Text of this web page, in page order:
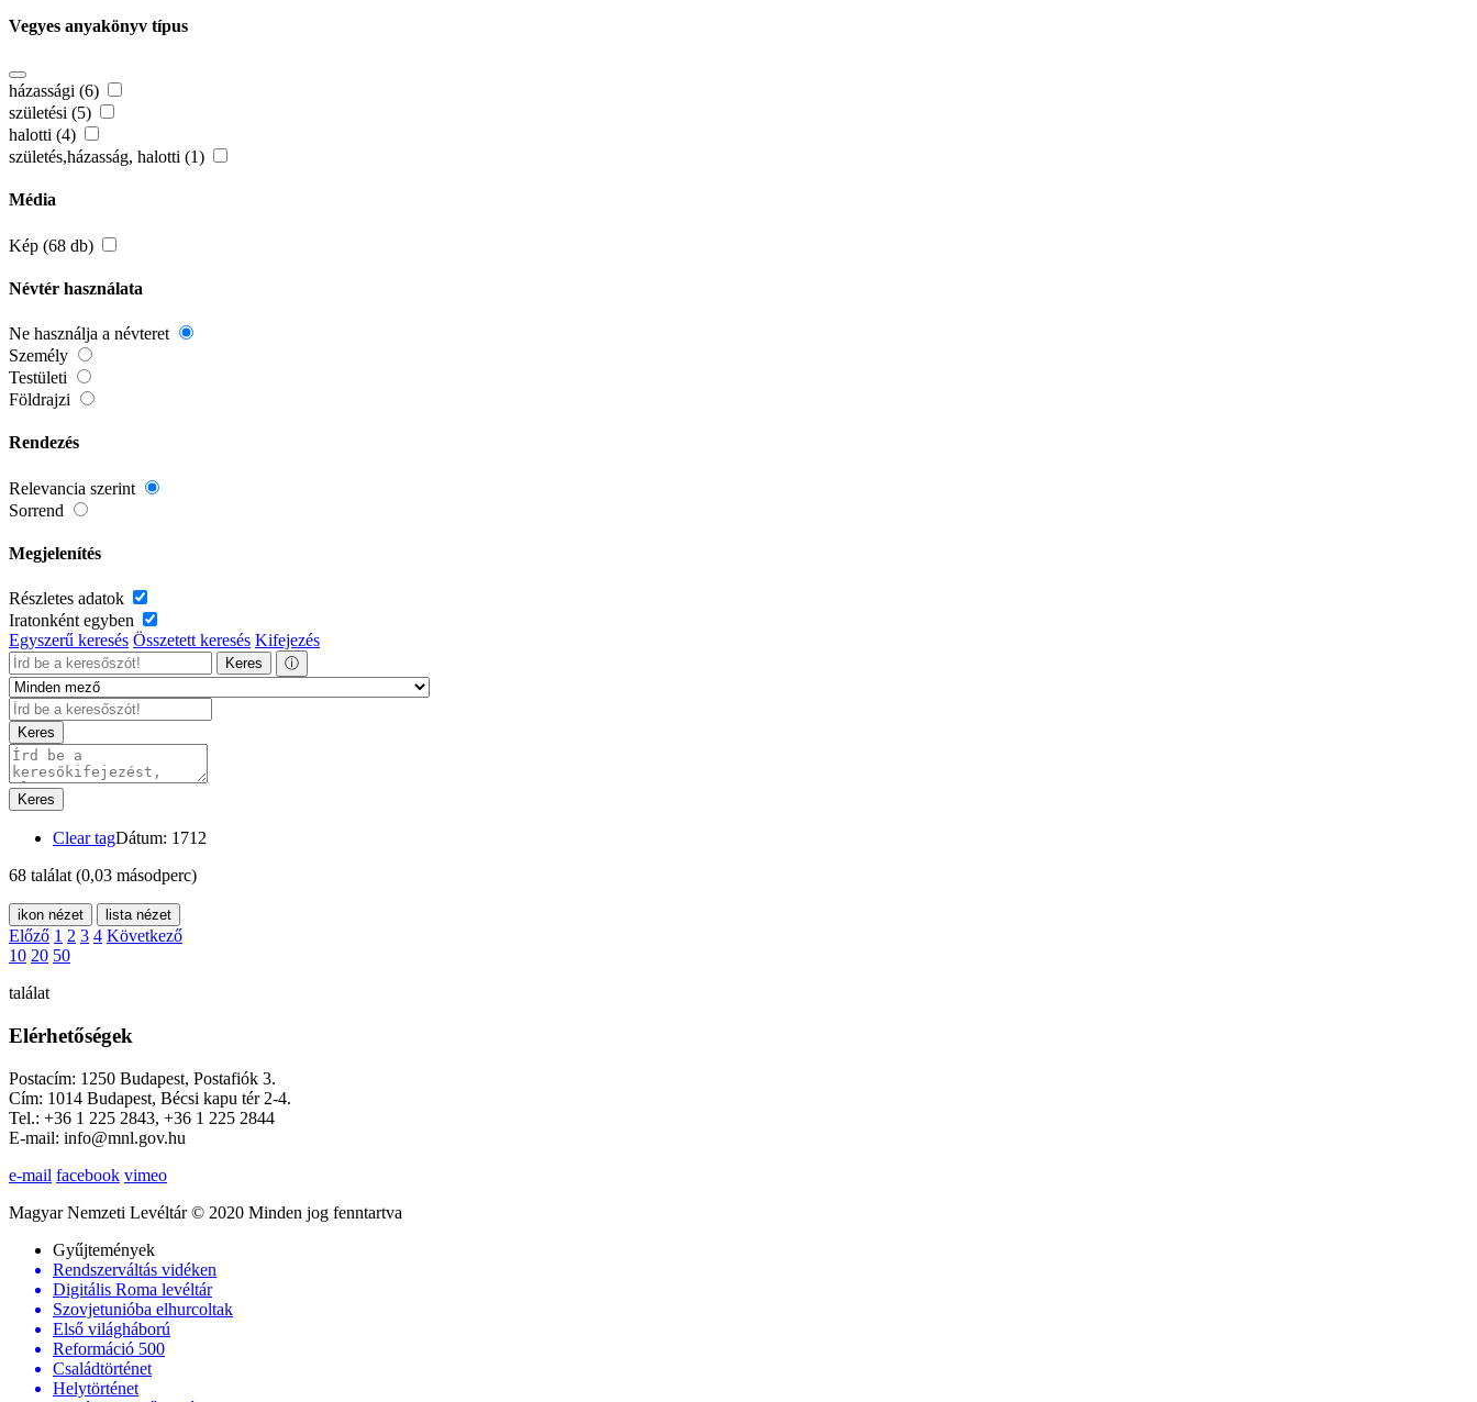
Vegyes anyakönyv típus
házassági (6)
születési (5)
halotti (4)
születés,házasság, halotti (1)
Média
Kép (68 db)
Névtér használata
Ne használja a névteret
Személy
Testületi
Földrajzi
Rendezés
Relevancia szerint
Sorrend
Megjelenítés
Részletes adatok
Iratonként egyben
Egyszerű keresés Összetett keresés Kifejezés
Keres ⓘ
Keres
Keres
Clear tagDátum: 1712
68 találat (0,03 másodperc)
ikon nézet lista nézet
Előző 1 2 3 4 Következő
10 20 50
találat
Elérhetőségek
Postacím: 1250 Budapest, Postafiók 3.
Cím: 1014 Budapest, Bécsi kapu tér 2-4.
Tel.: +36 1 225 2843, +36 1 225 2844
E-mail: info@mnl.gov.hu
e-mail facebook vimeo
Magyar Nemzeti Levéltár © 2020 Minden jog fenntartva
Gyűjtemények
Rendszerváltás vidéken
Digitális Roma levéltár
Szovjetunióba elhurcoltak
Első világháború
Reformáció 500
Családtörténet
Helytörténet